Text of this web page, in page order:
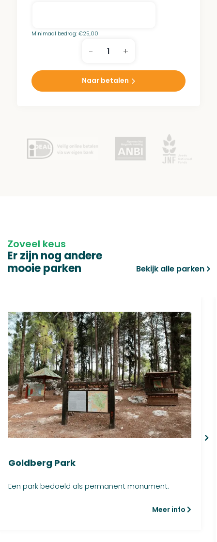
Minimaal bedrag:€25,00
-
Anhang
aantal
+
Naar betalen
Zoveel keus
Er zijn nog andere
mooie parken
Bekijk alle parken
Goldberg Park
Een park bedoeld als permanent monument.
Meer info